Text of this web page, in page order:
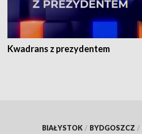
Kwadrans z prezydentem
BIAŁYSTOK / BYDGOSZCZ /